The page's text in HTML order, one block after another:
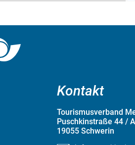
Kontakt
Tourismusverband
Puschkinstraße 44 /
19055 Schwerin